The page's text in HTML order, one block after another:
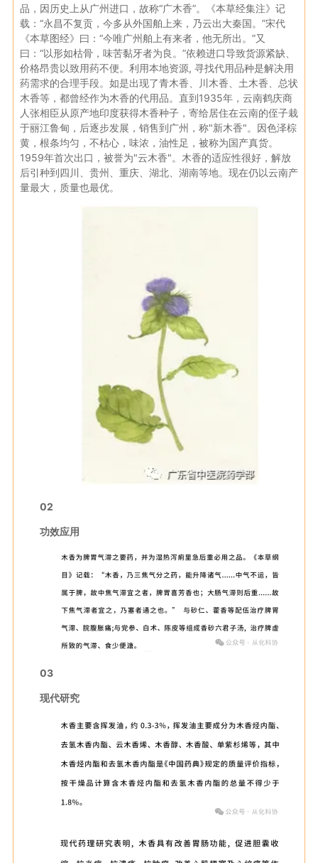
品，因历史上从广州进口，故称“广木香”。《本草经集注》记
载：“永昌不复贡，今多从外国舶上来，乃云出大秦国。”宋代
《本草图经》曰：“今唯广州舶上有来者，他无所出。”又
曰：“以形如枯骨，味苦黏牙者为良。”依赖进口导致货源紧缺、
价格昂贵以致用药不便。利用本地资源, 寻找代用品种是解决用
药需求的合理手段。如是出现了青木香、川木香、土木香、总状
木香等，都曾经作为木香的代用品。直到1935年，云南鹤庆商
人张相臣从原产地印度获得木香种子，寄给居住在云南的侄子栽
于丽江鲁甸，后逐步发展，销售到广州，称"新木香"。因色泽棕
黄，根条均匀，不枯心，味浓，油性足，被称为国产真货。
1959年首次出口，被誉为"云木香"。木香的适应性很好，解放
后引种到四川、贵州、重庆、湖北、湖南等地。现在仍以云南产
量最大，质量也最优。
02
功效应用
03
现代研究